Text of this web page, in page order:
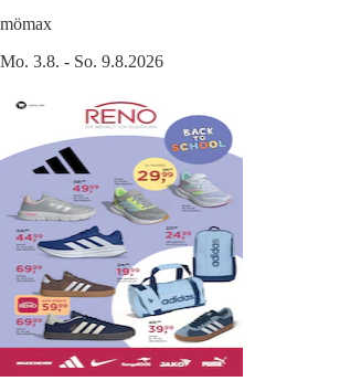
mömax
Mo. 3.8. - So. 9.8.2026